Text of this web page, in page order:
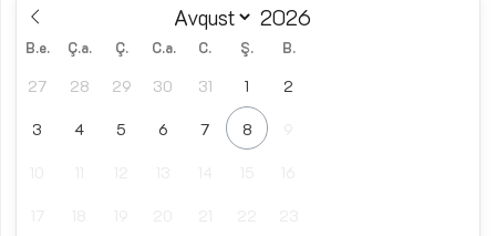
B.e. Ç.a. Ç. C.a. C. Ş. B.
27 28 29 30 31 1 2
3 4 5 6 7 8